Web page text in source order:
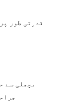
قدرتی طور
مچھلی سے